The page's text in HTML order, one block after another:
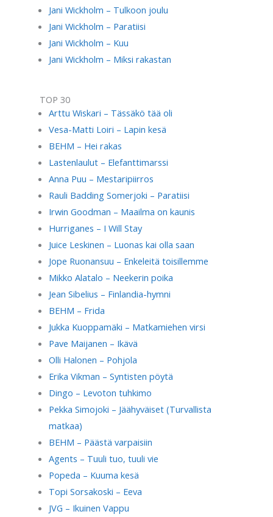
Jani Wickholm – Tulkoon joulu
Jani Wickholm – Paratiisi
Jani Wickholm – Kuu
Jani Wickholm – Miksi rakastan
TOP 30
Arttu Wiskari – Tässäkö tää oli
Vesa-Matti Loiri – Lapin kesä
BEHM – Hei rakas
Lastenlaulut – Elefanttimarssi
Anna Puu – Mestaripiirros
Rauli Badding Somerjoki – Paratiisi
Irwin Goodman – Maailma on kaunis
Hurriganes – I Will Stay
Juice Leskinen – Luonas kai olla saan
Jope Ruonansuu – Enkeleitä toisillemme
Mikko Alatalo – Neekerin poika
Jean Sibelius – Finlandia-hymni
BEHM – Frida
Jukka Kuoppamäki – Matkamiehen virsi
Pave Maijanen – Ikävä
Olli Halonen – Pohjola
Erika Vikman – Syntisten pöytä
Dingo – Levoton tuhkimo
Pekka Simojoki – Jäähyväiset (Turvallista
matkaa)
BEHM – Päästä varpaisiin
Agents – Tuuli tuo, tuuli vie
Popeda – Kuuma kesä
Topi Sorsakoski – Eeva
JVG – Ikuinen Vappu